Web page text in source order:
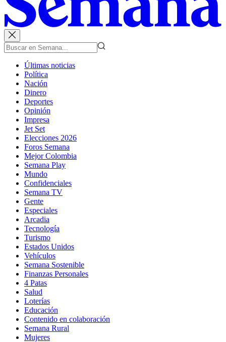
Últimas noticias
Política
Nación
Dinero
Deportes
Opinión
Impresa
Jet Set
Elecciones 2026
Foros Semana
Mejor Colombia
Semana Play
Mundo
Confidenciales
Semana TV
Gente
Especiales
Arcadia
Tecnología
Turismo
Estados Unidos
Vehículos
Semana Sostenible
Finanzas Personales
4 Patas
Salud
Loterías
Educación
Contenido en colaboración
Semana Rural
Mujeres